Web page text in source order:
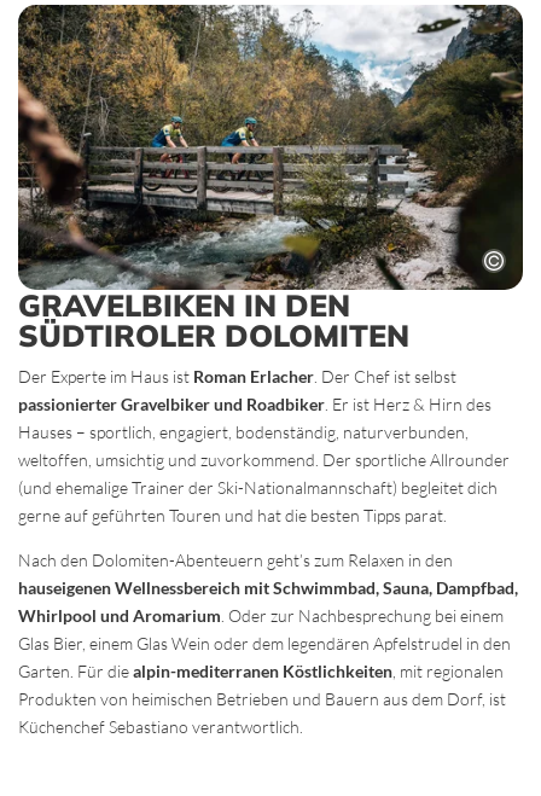
GRAVELBIKEN IN DEN
SÜDTIROLER DOLOMITEN
Der Experte im Haus ist Roman Erlacher . Der Chef ist selbst
passionierter Gravelbiker und Roadbiker . Er ist Herz & Hirn des
Hauses – sportlich, engagiert, bodenständig, naturverbunden,
weltoffen, umsichtig und zuvorkommend. Der sportliche Allrounder
(und ehemalige Trainer der Ski-Nationalmannschaft) begleitet dich
gerne auf geführten Touren und hat die besten Tipps parat.
Nach den Dolomiten-Abenteuern geht’s zum Relaxen in den
hauseigenen Wellnessbereich mit Schwimmbad, Sauna, Dampfbad,
Whirlpool und Aromarium . Oder zur Nachbesprechung bei einem
Glas Bier, einem Glas Wein oder dem legendären Apfelstrudel in den
Garten. Für diealpin-mediterranen Köstlichkeiten , mit regionalen
Produkten von heimischen Betrieben und Bauern aus dem Dorf, ist
Küchenchef Sebastiano verantwortlich.